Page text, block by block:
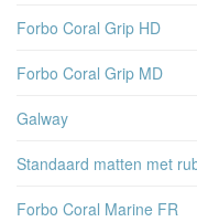
Forbo Coral Grip HD
Forbo Coral Grip MD
Galway
Standaard matten met
Forbo Coral Marine FR